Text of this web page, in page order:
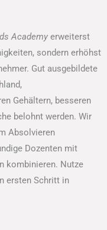
Academy erweiterst
sondern erhöhst
Gut ausgebildete
Gehältern, besseren
belohnt werden. Wir
Absolvieren
Dozenten mit
kombinieren. Nutze
ersten Schritt in